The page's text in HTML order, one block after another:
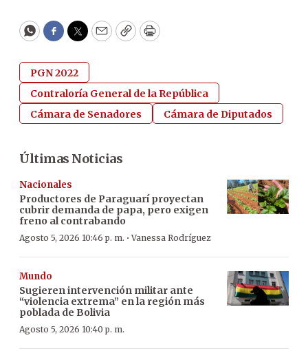
WhatsApp
Facebook
Twitter
EmailCopyPrint
PGN 2022
Contraloría General de la República
Cámara de Senadores
Cámara de Diputados
Últimas Noticias
Nacionales
Productores de Paraguarí proyectan
cubrir demanda de papa, pero exigen
freno al contrabando
Agosto 5, 2026 10:46 p. m. ·Vanessa Rodríguez
Mundo
Sugieren intervención militar ante
“violencia extrema” en la región más
poblada de Bolivia
Agosto 5, 2026 10:40 p. m.